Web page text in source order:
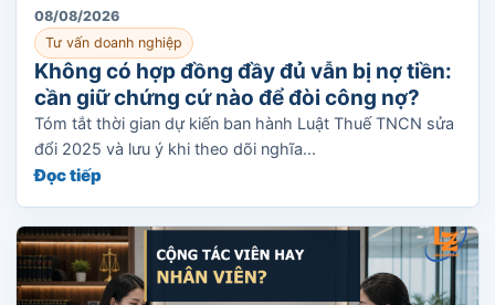
08/08/2026
Tư vấn doanh nghiệp
Không có hợp đồng đầy đủ vẫn bị nợ tiền:
cần giữ chứng cứ nào để đòi công nợ?
Tóm tắt thời gian dự kiến ban hành Luật Thuế TNCN sửa
đổi 2025 và lưu ý khi theo dõi nghĩa...
Đọc tiếp